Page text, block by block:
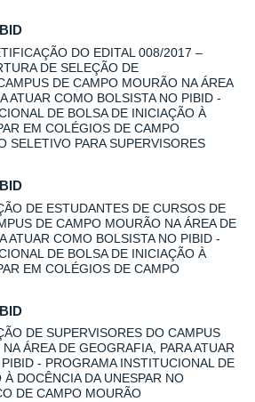
DO EDITAL 008/2017 –
DE SELEÇÃO DE
DE CAMPO MOURÃO NA ÁREA
ATUAR COMO BOLSISTA NO PIBID -
DE BOLSA DE INICIAÇÃO À
EM COLÉGIOS DE CAMPO
SELETIVO PARA SUPERVISORES
DE ESTUDANTES DE CURSOS DE
DE CAMPO MOURÃO NA ÁREA DE
ATUAR COMO BOLSISTA NO PIBID -
DE BOLSA DE INICIAÇÃO À
EM COLÉGIOS DE CAMPO
DE SUPERVISORES DO CAMPUS
ÁREA DE GEOGRAFIA, PARA ATUAR
- PROGRAMA INSTITUCIONAL DE
DOCÊNCIA DA UNESPAR NO
DE CAMPO MOURÃO